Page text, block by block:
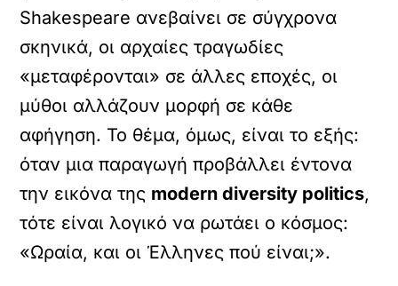
Shakespeare ανεβαίνει σε σύγχρονα
σκηνικά, οι αρχαίες τραγωδίες
«μεταφέρονται» σε άλλες εποχές, οι
μύθοι αλλάζουν μορφή σε κάθε
αφήγηση. Το θέμα, όμως, είναι το εξής:
όταν μια παραγωγή προβάλλει έντονα
την εικόνα της modern diversity politics,
τότε είναι λογικό να ρωτάει ο κόσμος:
«Ωραία, και οι Έλληνες πού είναι;».